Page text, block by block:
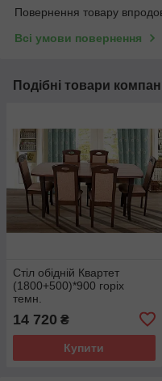
Повернення товару
Всі умови повернення
Подібні товари
Стіл обідній Квартет
(1800+500)*900 горіх
темн.
14 720 ₴
Купити